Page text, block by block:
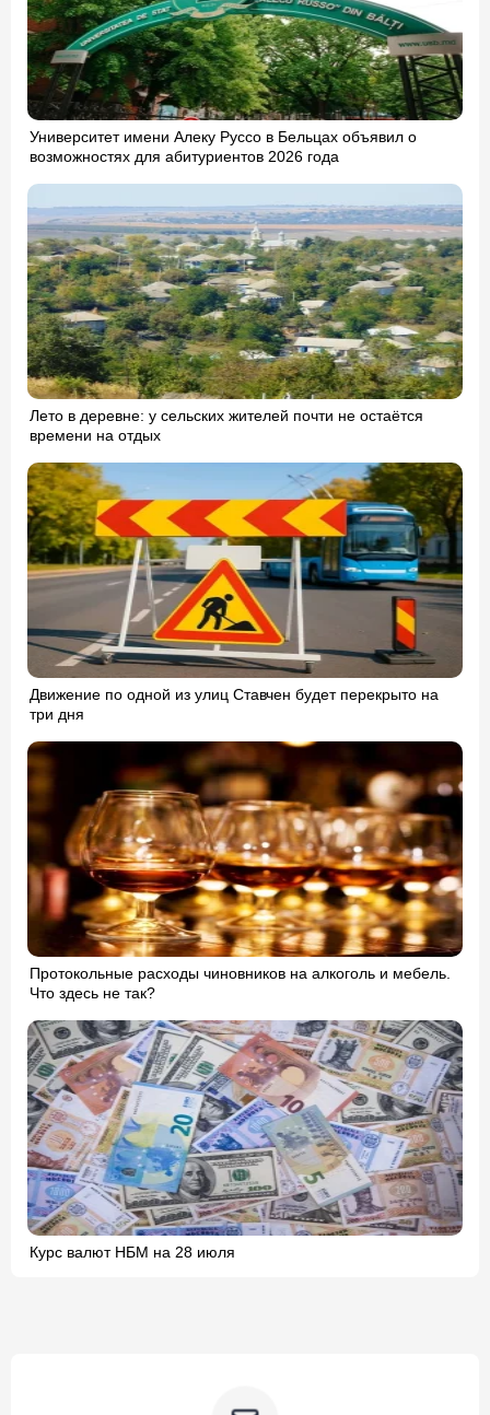
Университет имени Алеку Руссо в Бельцах объявил о
возможностях для абитуриентов 2026 года
Лето в деревне: у сельских жителей почти не остаётся
времени на отдых
Движение по одной из улиц Ставчен будет перекрыто на
три дня
Протокольные расходы чиновников на алкоголь и мебель.
Что здесь не так?
Курс валют НБМ на 28 июля